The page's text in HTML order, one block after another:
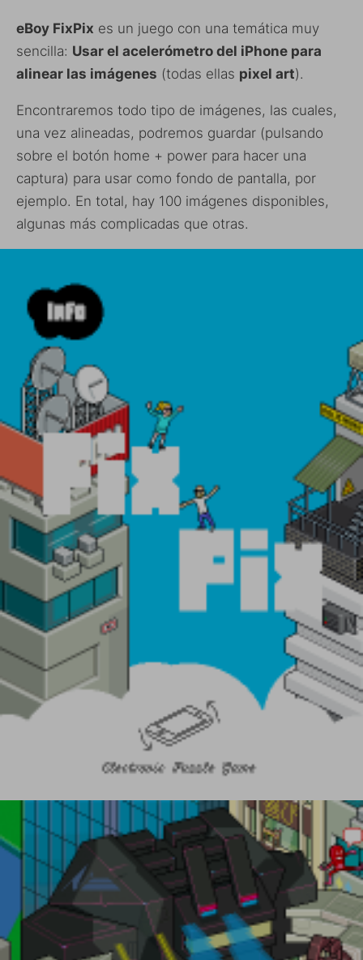
eBoy FixPix es un juego con una temática muy
sencilla: Usar el acelerómetro del iPhone para
alinear las imágenes (todas ellas pixel art).
Encontraremos todo tipo de imágenes, las cuales,
una vez alineadas, podremos guardar (pulsando
sobre el botón home + power para hacer una
captura) para usar como fondo de pantalla, por
ejemplo. En total, hay 100 imágenes disponibles,
algunas más complicadas que otras.